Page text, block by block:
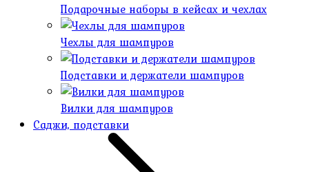
Подарочные наборы в кейсах и чехлах
Чехлы для шампуров
Подставки и держатели шампуров
Вилки для шампуров
Саджи, подставки